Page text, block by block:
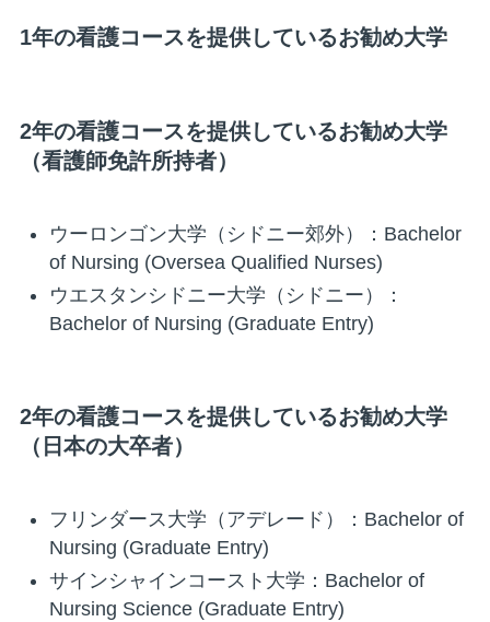
1年の看護コースを提供しているお勧め大学
2年の看護コースを提供しているお勧め大学
（看護師免許所持者）
ウーロンゴン大学（シドニー郊外）：Bachelor
of Nursing (Oversea Qualified Nurses)
ウエスタンシドニー大学（シドニー）：
Bachelor of Nursing (Graduate Entry)
2年の看護コースを提供しているお勧め大学
（日本の大卒者）
フリンダース大学（アデレード）：Bachelor of
Nursing (Graduate Entry)
サインシャインコースト大学：Bachelor of
Nursing Science (Graduate Entry)